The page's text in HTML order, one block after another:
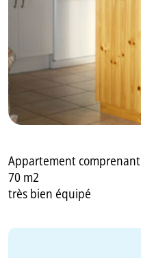
Appartement
70 m2
très bien équipé